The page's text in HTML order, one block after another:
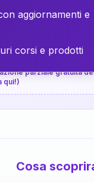
gratuita
parziale gratuita
qui!)
Cosa
aggiornamenti e
corsi e prodotti